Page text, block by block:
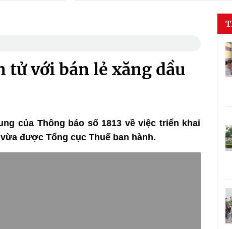
với bán lẻ xăng dầu
của Thông báo số 1813 về việc triển khai
được Tổng cục Thuế ban hành.